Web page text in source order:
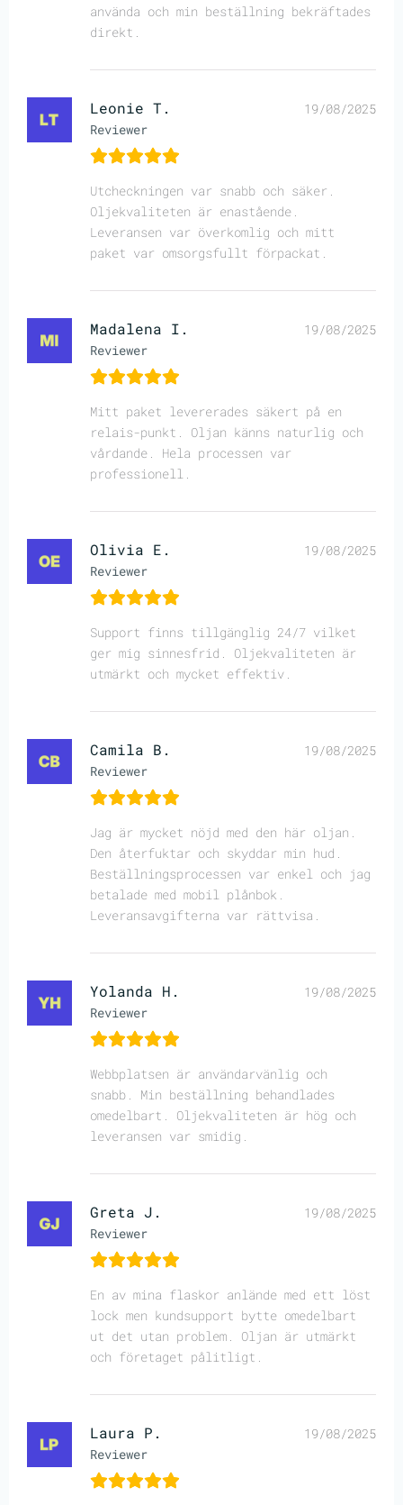
använda och min beställning bekräftades
direkt.
Leonie T.
Reviewer
19/08/2025
Utcheckningen var snabb och säker.
Oljekvaliteten är enastående.
Leveransen var överkomlig och mitt
paket var omsorgsfullt förpackat.
Madalena I.
Reviewer
19/08/2025
Mitt paket levererades säkert på en
relais-punkt. Oljan känns naturlig och
vårdande. Hela processen var
professionell.
Olivia E.
Reviewer
19/08/2025
Support finns tillgänglig 24/7 vilket
ger mig sinnesfrid. Oljekvaliteten är
utmärkt och mycket effektiv.
Camila B.
Reviewer
19/08/2025
Jag är mycket nöjd med den här oljan.
Den återfuktar och skyddar min hud.
Beställningsprocessen var enkel och jag
betalade med mobil plånbok.
Leveransavgifterna var rättvisa.
Yolanda H.
Reviewer
19/08/2025
Webbplatsen är användarvänlig och
snabb. Min beställning behandlades
omedelbart. Oljekvaliteten är hög och
leveransen var smidig.
Greta J.
Reviewer
19/08/2025
En av mina flaskor anlände med ett löst
lock men kundsupport bytte omedelbart
ut det utan problem. Oljan är utmärkt
och företaget pålitligt.
Laura P.
Reviewer
19/08/2025